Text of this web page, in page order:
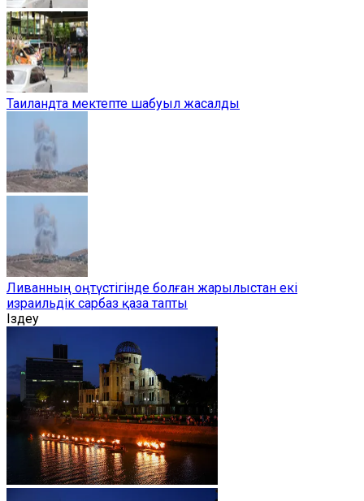
Таиландта мектепте шабуыл жасалды
Ливанның оңтүстігінде болған жарылыстан екі
израильдік сарбаз қаза тапты
Іздеу